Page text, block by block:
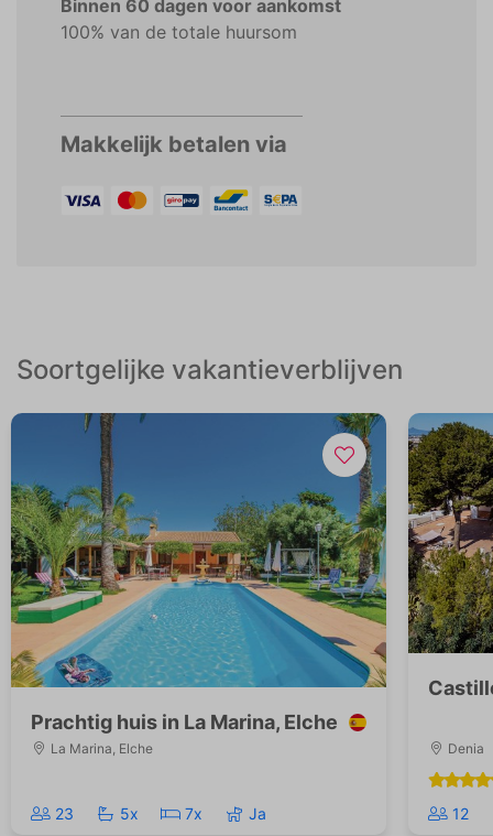
Binnen 60 dagen voor aankomst
100% van de totale huursom
Makkelijk betalen via
Soortgelijke vakantieverblijven
Prachtig huis in La Marina, Elche
La Marina, Elche
23 5x 7x Ja
Denia
12